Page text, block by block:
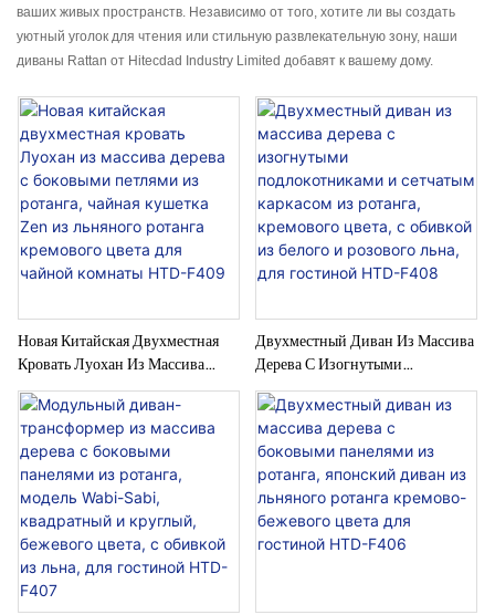
ваших живых пространств. Независимо от того, хотите ли вы создать
уютный уголок для чтения или стильную развлекательную зону, наши
диваны Rattan от Hitecdad Industry Limited добавят к вашему дому.
Новая Китайская Двухместная
Кровать Луохан Из Массива
Дерева С Боковыми Петлями Из
Ротанга, Чайная Кушетка Zen Из
Льняного Ротанга Кремового
Цвета Для Чайной Комнаты
HTD-F409
Двухместный Диван Из Массива
Дерева С Изогнутыми
Подлокотниками И Сетчатым
Каркасом Из Ротанга, Кремового
Цвета, С Обивкой Из Белого И
Розового Льна, Для Гостиной
HTD-F408